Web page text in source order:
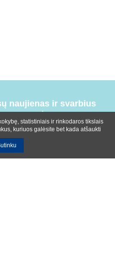
naujienas ir svarbius
statistiniais ir rinkodaros tikslais
kuriuos galėsite bet kada atšaukti